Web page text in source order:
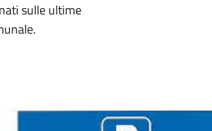
sulle ultime